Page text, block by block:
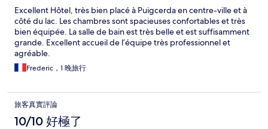
Excellent Hôtel, très bien placé à Puigcerda en centre-ville et à
côté du lac. Les chambres sont spacieuses confortables et très
bien équipée. La salle de bain est très belle et est suffisamment
grande. Excellent accueil de l’équipe très professionnel et
agréable.
Frederic，1 晚旅行
旅客真實評論
10/10 好極了